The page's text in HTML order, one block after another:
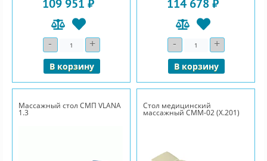
109 951 ₽
- Количество+
В корзину
114 678 ₽
- Количество+
В корзину
Массажный стол СМП VLANA
1.3
Стол медицинский
массажный СММ-02 (Х.201)